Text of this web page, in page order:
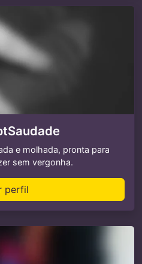
e molhada, pronta para
sem vergonha.
perfil